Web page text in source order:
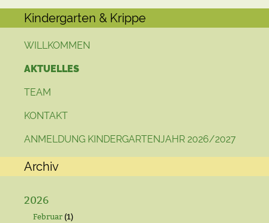
Kindergarten & Krippe
WILLKOMMEN
AKTUELLES
TEAM
KONTAKT
ANMELDUNG KINDERGARTENJAHR 2026/2027
Archiv
2026
Februar (1)